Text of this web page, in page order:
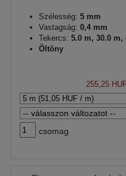
Szélesség: 5 mm
Vastagság: 0,4 mm
Tekercs: 5.0 m, 30.0 m,
Öltöny
255,25
csomag